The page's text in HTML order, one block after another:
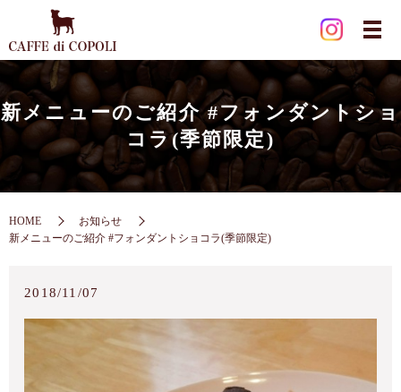
新メニューのご紹介 #フォンダントショ
コラ(季節限定)
HOME
お知らせ
新メニューのご紹介 #フォンダントショコラ(季節限定)
2018/11/07